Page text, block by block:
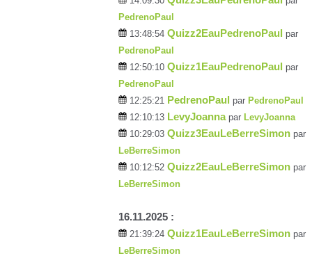
PedrenoPaul
13:48:54 Quizz2EauPedrenoPaul par
PedrenoPaul
12:50:10 Quizz1EauPedrenoPaul par
PedrenoPaul
12:25:21 PedrenoPaul par PedrenoPaul
12:10:13 LevyJoanna par LevyJoanna
10:29:03 Quizz3EauLeBerreSimon par
LeBerreSimon
10:12:52 Quizz2EauLeBerreSimon par
LeBerreSimon
16.11.2025 :
21:39:24 Quizz1EauLeBerreSimon par
LeBerreSimon